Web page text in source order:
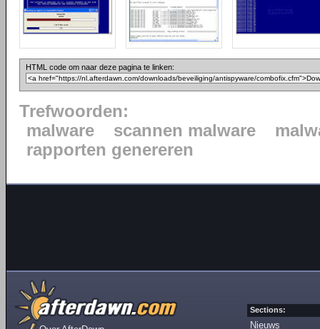
HTML code om naar deze pagina te linken:
Trefwoorden:
malware
scannen malware
rapporten genereren
Sections:
Nieuws